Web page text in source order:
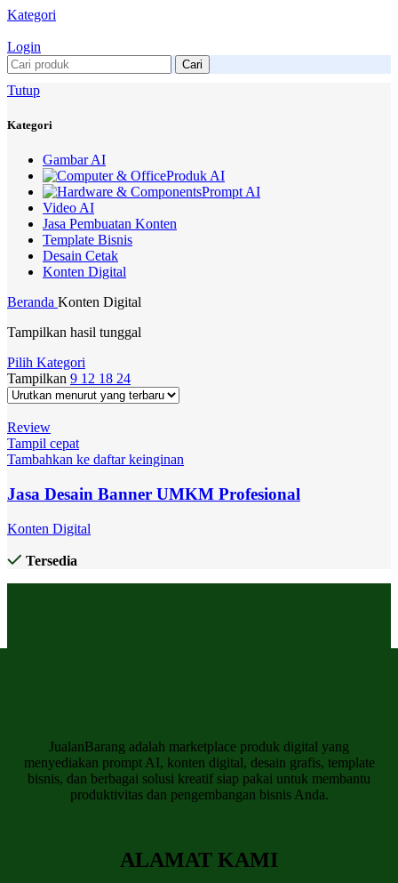
Kategori
Login
Cari
Tutup
Kategori
Gambar AI
Produk AI
Prompt AI
Video AI
Jasa Pembuatan Konten
Template Bisnis
Desain Cetak
Konten Digital
Beranda Konten Digital
Tampilkan hasil tunggal
Pilih Kategori
Tampilkan 9 12 18 24
Review
Tampil cepat
Tambahkan ke daftar keinginan
Jasa Desain Banner UMKM Profesional
Konten Digital
Tersedia
JualanBarang adalah marketplace produk digital yang
menyediakan prompt AI, konten digital, desain grafis, template
bisnis, dan berbagai solusi kreatif siap pakai untuk membantu
produktivitas dan pengembangan bisnis Anda.
ALAMAT KAMI